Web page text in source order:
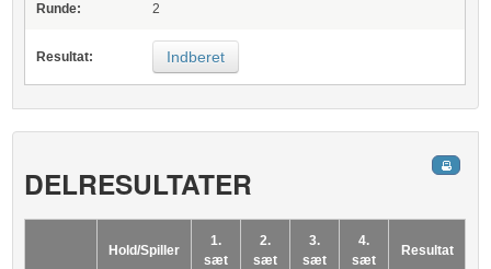
Runde: 2
Resultat: Indberet
DELRESULTATER
Hold/Spiller
1.
sæt
2.
sæt
3.
sæt
4.
sæt
Resultat